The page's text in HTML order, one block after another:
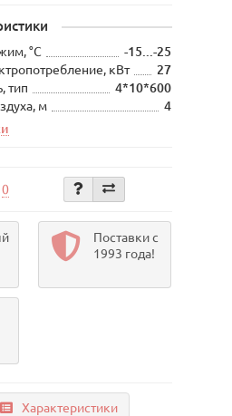
°C
-15...-25
кВт
27
тип
4*10*600
м
4
0
Поставки с
1993 года!
Характеристики